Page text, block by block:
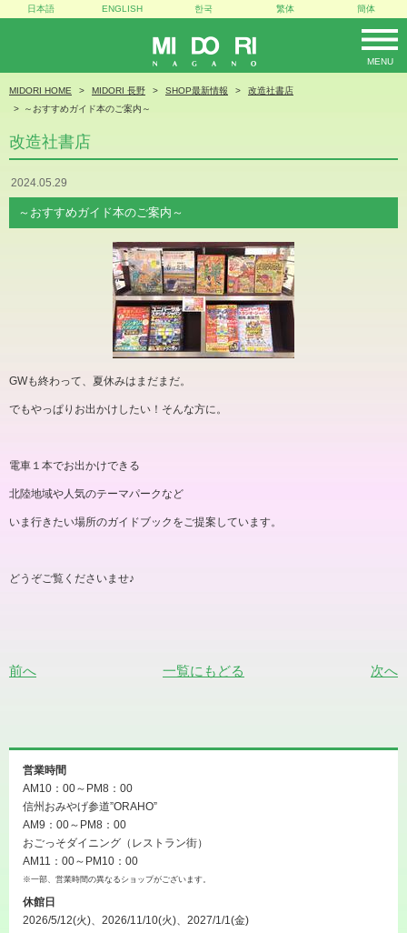
MIDORI
MENU
日本語 ENGLISH 한국 繁体 簡体
MIDORI HOME MIDORI 長野 SHOP最新情報
改造社書店
～おすすめガイド本のご案内～
改造社書店
2024.05.29
～おすすめガイド本のご案内～
GWも終わって、夏休みはまだまだ。
でもやっぱりお出かけしたい！そんな方に。
電車１本でお出かけできる
北陸地域や人気のテーマパークなど
いま行きたい場所のガイドブックをご提案しています。
どうぞご覧くださいませ♪
前へ 一覧にもどる 次へ
営業時間
AM10：00～PM8：00
信州おみやげ参道”ORAHO”
AM9：00～PM8：00
おごっそダイニング（レストラン街）
AM11：00～PM10：00
※一部、営業時間の異なるショップがございます。
休館日
2026/5/12(火)、2026/11/10(火)、2027/1/1(金)